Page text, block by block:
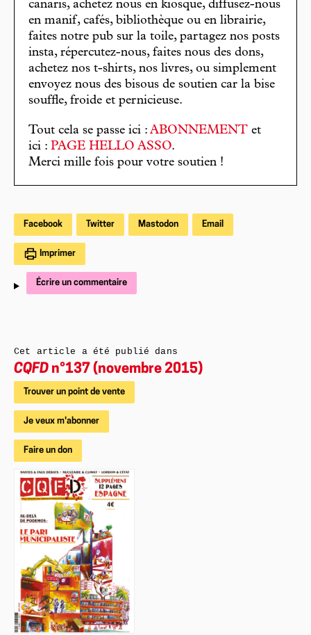
canaris, achetez nous en kiosque, diffusez-nous
en manif, cafés, bibliothèque ou en librairie,
faites notre pub sur la toile, partagez nos posts
insta, répercutez-nous, faites nous des dons,
achetez nos t-shirts, nos livres, ou simplement
envoyez nous des bisous de soutien car la bise
souffle, froide et pernicieuse.
Tout cela se passe ici : ABONNEMENT et
ici : PAGE HELLO ASSO.
Merci mille fois pour votre soutien !
Facebook Twitter Mastodon Email
Imprimer
Écrire un commentaire
Cet article a été publié dans
CQFD n°137 (novembre 2015)
Trouver un point de vente
Je veux m'abonner
Faire un don